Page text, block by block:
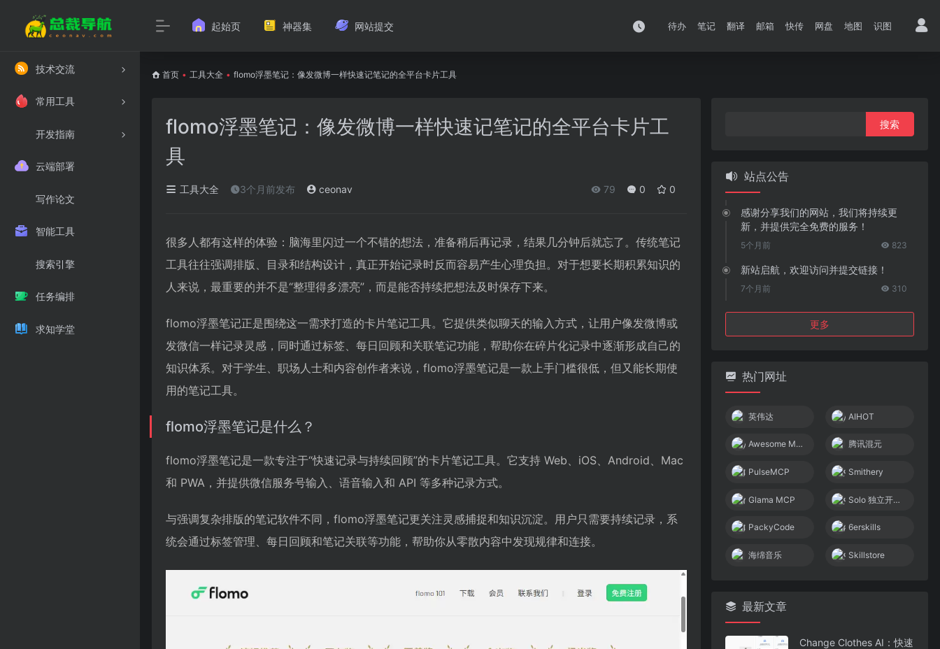
技术交流
常用工具
开发指南
云端部署
写作论文
智能工具
搜索引擎
任务编排
求知学堂
起始页 神器集 网站提交 待办 笔记 翻译 邮箱 快传 网盘 地图 识图
首页 • 工具大全 • flomo浮墨笔记：像发微博一样快速记笔记的全平台卡片工具
flomo浮墨笔记：像发微博一样快速记笔记的全平台卡片工
具
工具大全 3个月前发布 ceonav 79 0 0
很多人都有这样的体验：脑海里闪过一个不错的想法，准备稍后再记录，结果几分钟后就忘了。传统笔记
工具往往强调排版、目录和结构设计，真正开始记录时反而容易产生心理负担。对于想要长期积累知识的
人来说，最重要的并不是“整理得多漂亮”，而是能否持续把想法及时保存下来。
flomo浮墨笔记正是围绕这一需求打造的卡片笔记工具。它提供类似聊天的输入方式，让用户像发微博或
发微信一样记录灵感，同时通过标签、每日回顾和关联笔记功能，帮助你在碎片化记录中逐渐形成自己的
知识体系。对于学生、职场人士和内容创作者来说，flomo浮墨笔记是一款上手门槛很低，但又能长期使
用的笔记工具。
flomo浮墨笔记是什么？
flomo浮墨笔记是一款专注于“快速记录与持续回顾”的卡片笔记工具。它支持 Web、iOS、Android、Mac
和 PWA，并提供微信服务号输入、语音输入和 API 等多种记录方式。
与强调复杂排版的笔记软件不同，flomo浮墨笔记更关注灵感捕捉和知识沉淀。用户只需要持续记录，系
统会通过标签管理、每日回顾和笔记关联等功能，帮助你从零散内容中发现规律和连接。
站点公告
感谢分享我们的网站，我们将持续更
新，并提供完全免费的服务！
5个月前 823
新站启航，欢迎访问并提交链接！
7个月前 310
更多
热门网址
英伟达 AIHOT
Awesome MCP Servers 腾讯混元
PulseMCP Smithery
Glama MCP Solo 独立开发者社区
PackyCode 6erskills
海绵音乐 Skillstore
最新文章
Change Clothes AI：快速